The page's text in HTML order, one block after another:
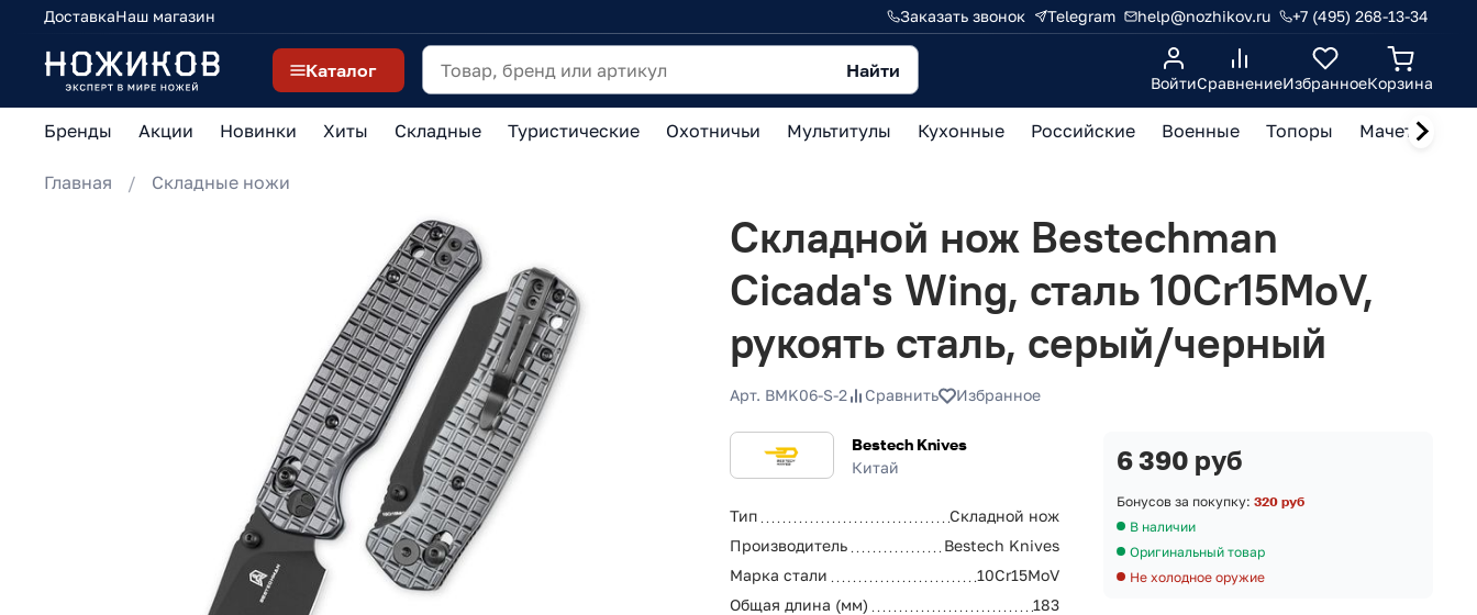
ДоставкаНаш магазин Заказать звонок Telegram help@nozhikov.ru +7 (495) 268-13-34
Каталог Найти
ВойтиСравнениеИзбранноеКорзина
Бренды Акции Новинки Хиты Складные Туристические Охотничьи Мультитулы Кухонные Российские Военные Топоры Мачете,
Главная Складные ножи
Складной нож Bestechman
Cicada's Wing, сталь 10Cr15MoV,
рукоять сталь, серый/черный
Арт. BMK06-S-2 Сравнить Избранное
Bestech Knives
Китай
Тип
Складной нож
Производитель
Bestech Knives
Марка стали
10Cr15MoV
Общая длина (мм)
183
6 390 руб
Бонусов за покупку: 320 руб
В наличии
Оригинальный товар
Не холодное оружие